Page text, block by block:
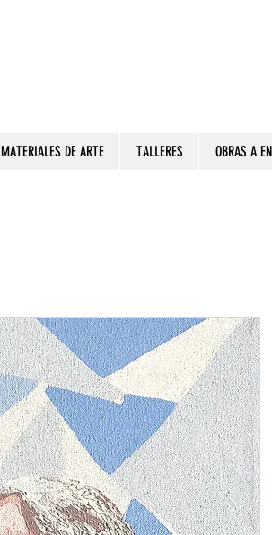
MATERIALES DE ARTE TALLERES OBRAS A